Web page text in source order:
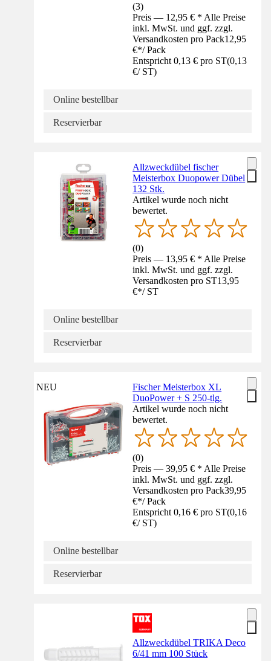
(3)
Preis — 12,95 € * Alle Preise
inkl. MwSt. und ggf. zzgl.
Versandkosten pro Pack12,95
€*/ Pack
Entspricht 0,13 € pro ST(0,13
€/ ST)
Online bestellbar
Reservierbar
Allzweckdübel fischer
Meisterbox Duopower Dübel
132 Stk.
Artikel wurde noch nicht
bewertet.
(0)
Preis — 13,95 € * Alle Preise
inkl. MwSt. und ggf. zzgl.
Versandkosten pro ST13,95
€*/ ST
Online bestellbar
Reservierbar
NEU
Fischer Meisterbox XL
DuoPower + S 250-tlg.
Artikel wurde noch nicht
bewertet.
(0)
Preis — 39,95 € * Alle Preise
inkl. MwSt. und ggf. zzgl.
Versandkosten pro Pack39,95
€*/ Pack
Entspricht 0,16 € pro ST(0,16
€/ ST)
Online bestellbar
Reservierbar
Allzweckdübel TRIKA Deco
6/41 mm 100 Stück